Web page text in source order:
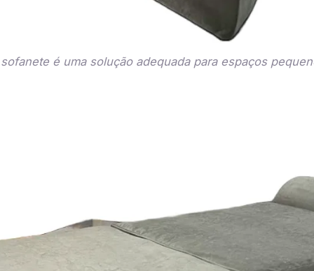
é uma solução adequada para espaços